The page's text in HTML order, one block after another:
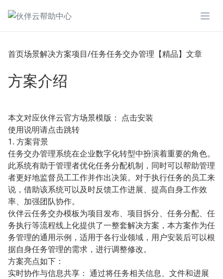
展开
首页场景解决方案项目/任务任务交办管理【精品】 文章
方案介绍
本文对应伙伴云官方场景模版： 点击安装
使用说明请点击跳转
1. 方案背景
任务交办管理系统在企业数字化转型中扮演着重要的角色。
此系统有助于管理者优化任务分配机制，同时可以帮助管理
者更好地监督员工工作并作出决策。对于执行任务的员工来
说，借助该系统可以及时反馈工作进展、提高自身工作效
率、加强团队协作。
伙伴云任务交办模板为项目发布、项目拆分、任务分配、任
务执行等流程线上化提供了一整套解决方案，本方案作为任
务管理的通用示例，适用于各行业领域，用户安装后可以根
据自身任务管理的需求，进行调整修改。
方案亮点如下：
实时协作与信息共享： 通过将任务相关信息、文件和进展